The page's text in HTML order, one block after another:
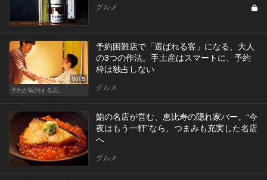
グルメ
Vol.5
予約が殺到する店。
予約困難店で「選ばれる客」になる、大人
の3つの作法。手土産はスマートに、予約
枠は独占しない
グルメ
鮨の名店が営む、恵比寿の隠れ家バー。“今
夜はもう一軒”なら、つまみも充実した名店
へ
グルメ